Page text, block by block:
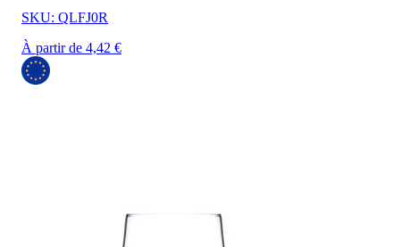
SKU: QLFJ0R
À partir de 4,42 €